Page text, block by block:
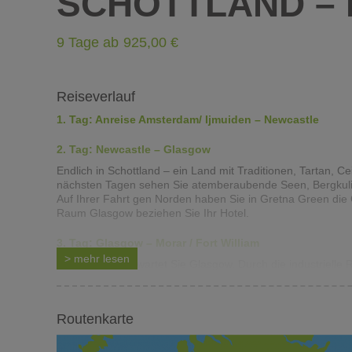
9 Tage ab 925
Reiseverlauf
1. Tag: Anreise Amsterdam/ Ijmuiden – Newcastle
2. Tag: Newcastle – Glasgow
Endlich in Schottland – ein Land mit Traditionen, Tartan,
nächsten Tagen sehen Sie atemberaubende Seen,
Auf Ihrer Fahrt gen Norden haben Sie in Gretna Green
Raum Glasgow beziehen Sie Ihr Hotel.
Am Vormittag erwartet Sie Glasgow. Durch die
fahren Sie auf der „Road to the Isles“, eine der
Sie das Glenfinnan Monument und das berühmte Viadukt.
die Strecke von Fort William nach Mallaig und wieder
> mehr lesen
Routenkarte